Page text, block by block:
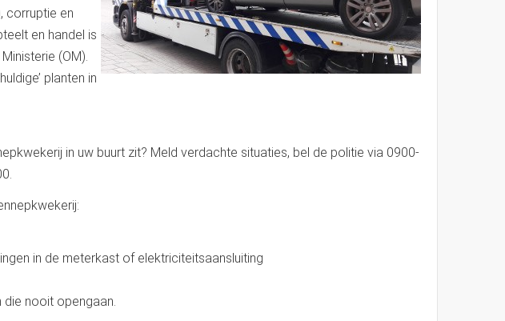
corruptie en
en handel is
(OM).
planten in
in uw buurt zit? Meld verdachte situaties, bel de politie via 0900-
in de meterkast of elektriciteitsaansluiting
nooit opengaan.